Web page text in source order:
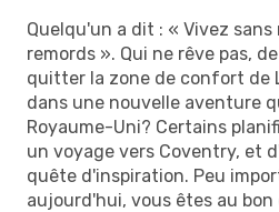
Quelqu'un a dit : « Vivez
remords ». Qui ne rêve pas,
quitter la zone de confort de
dans une nouvelle aventure
Royaume-Uni? Certains
un voyage vers Coventry, et
quête d'inspiration. Peu
aujourd'hui, vous êtes au bon